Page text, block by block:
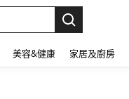
美容&健康 家居及廚房